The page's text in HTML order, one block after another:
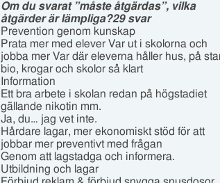
Om du svarat ”måste åtgärdas”, vilka
åtgärder är lämpliga?29 svar
Prevention genom kunskap
Prata mer med elever Var ut i skolorna och
jobba mer Var där eleverna håller hus, på
bio, krogar och skolor så klart
Information
Ett bra arbete i skolan redan på högstadiet
gällande nikotin mm.
Ja, du… jag vet inte.
Hårdare lagar, mer ekonomiskt stöd för att
jobbar mer preventivt med frågan
Genom att lagstadga och informera.
Utbildning och lagar